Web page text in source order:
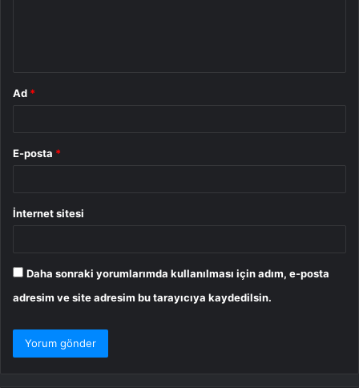
Ad *
E-posta *
İnternet sitesi
Daha sonraki yorumlarımda kullanılması için adım, e-posta
adresim ve site adresim bu tarayıcıya kaydedilsin.